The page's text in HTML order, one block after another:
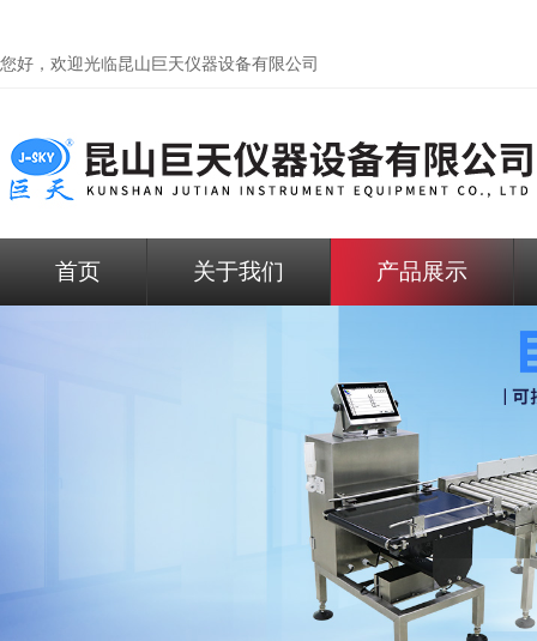
您好，欢迎光临昆山巨天仪器设备有限公司
首页 关于我们 产品展示